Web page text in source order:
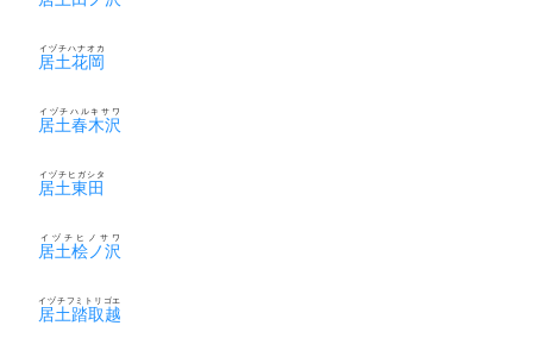
居土花岡
イヅチハナオカ
居土春木沢
イヅチハルキサワ
居土東田
イヅチヒガシタ
居土桧ノ沢
イヅチヒノサワ
居土踏取越
イヅチフミトリゴエ